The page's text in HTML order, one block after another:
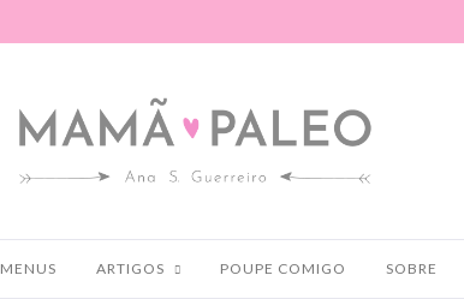
MENUS ARTIGOS POUPE COMIGO SOBRE